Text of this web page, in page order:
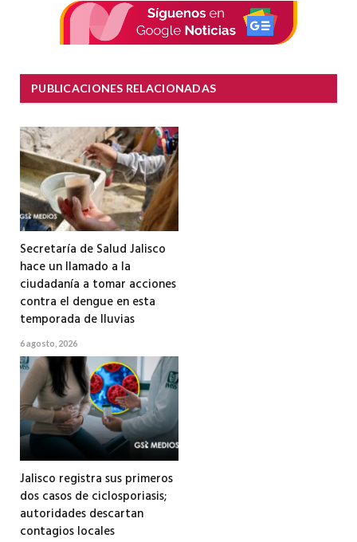
PUBLICACIONES RELACIONADAS
Secretaría de Salud Jalisco
hace un llamado a la
ciudadanía a tomar acciones
contra el dengue en esta
temporada de lluvias
6 agosto, 2026
Jalisco registra sus primeros
dos casos de ciclosporiasis;
autoridades descartan
contagios locales